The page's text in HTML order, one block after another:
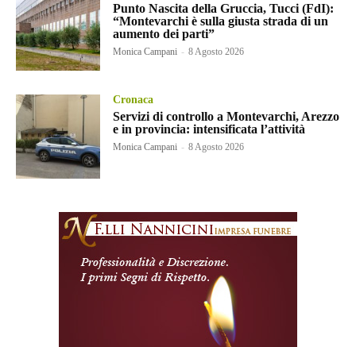
Punto Nascita della Gruccia, Tucci (FdI):
“Montevarchi è sulla giusta strada di un
aumento dei parti”
Monica Campani - 8 Agosto 2026
Cronaca
Servizi di controllo a Montevarchi, Arezzo
e in provincia: intensificata l’attività
Monica Campani - 8 Agosto 2026